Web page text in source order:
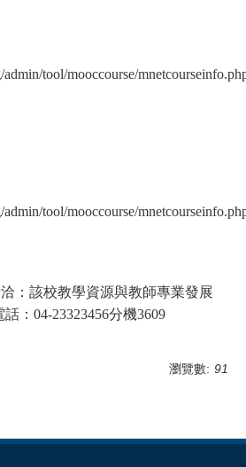
tool/mooccourse/
tool/mooccourse/
：該校教學資源與教師專業發展
：04-23323456分機3609
瀏覽數: 91